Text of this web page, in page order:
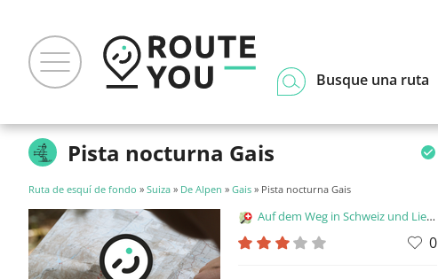
Busque una ruta
Pista nocturna Gais
Ruta de esquí de fondo » Suiza » De Alpen » Gais » Pista nocturna Gais
Auf dem Weg in Schweiz und Liechtenstein
0